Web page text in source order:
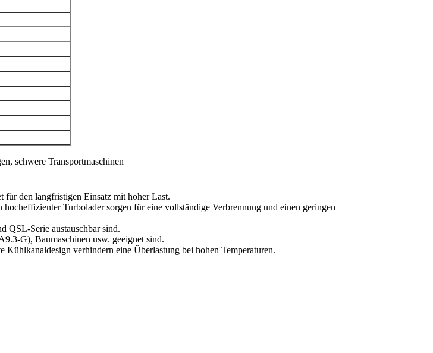
schwere Transportmaschinen
den langfristigen Einsatz mit hoher Last.
Turbolader sorgen für eine vollständige Verbrennung und einen geringen
QSL-Serie austauschbar sind.
G), Baumaschinen usw. geeignet sind.
verhindern eine Überlastung bei hohen Temperaturen.